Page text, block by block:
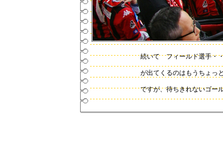
続いて フィールド選手・
が出てくるのはもうちょっ
ですが、待ちきれないゴー